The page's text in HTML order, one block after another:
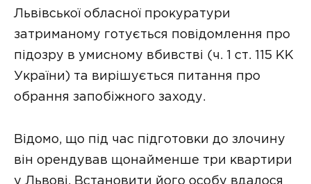
Львівської обласної прокуратури
затриманому готується повідомлення про
підозру в умисному вбивстві (ч. 1 ст. 115 КК
України) та вирішується питання про
обрання запобіжного заходу.
Відомо, що під час підготовки до злочину
він орендував щонайменше три квартири
у Львові. Встановити його особу вдалося